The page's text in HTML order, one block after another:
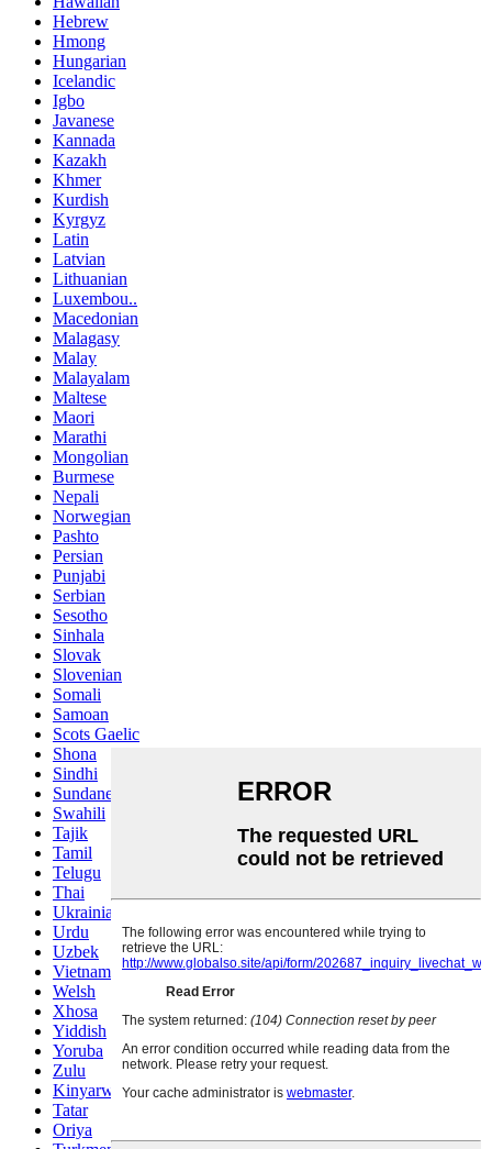
Hebrew
Hmong
Hungarian
Icelandic
Igbo
Javanese
Kannada
Kazakh
Khmer
Kurdish
Kyrgyz
Latin
Latvian
Lithuanian
Luxembou..
Macedonian
Malagasy
Malay
Malayalam
Maltese
Maori
Marathi
Mongolian
Burmese
Nepali
Norwegian
Pashto
Persian
Punjabi
Serbian
Sesotho
Sinhala
Slovak
Slovenian
Somali
Samoan
Scots Gaelic
Shona
Sindhi
Sundanese
Swahili
Tajik
Tamil
Telugu
Thai
Ukrainian
Urdu
Uzbek
Vietnamese
Welsh
Xhosa
Yiddish
Yoruba
Zulu
Kinyarwanda
Tatar
Oriya